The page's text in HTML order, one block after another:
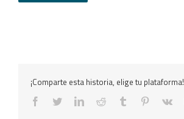
¡Comparte esta historia, elige tu plataforma!
facebooktwitterlinkedinreddit tumblr pinterest
vk